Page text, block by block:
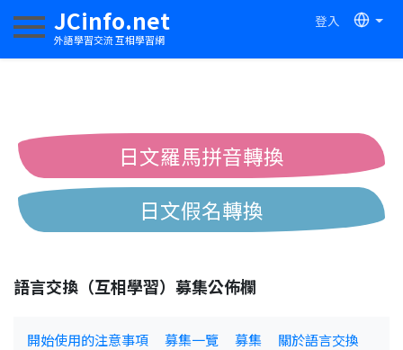
JCinfo.net
外語學習交流 互相學習網
登入
切換導航
日文羅馬拼音轉換
日文假名轉換
語言交換（互相學習）募集公佈欄
開始使用的注意事項 募集一覽 募集
關於語言交換